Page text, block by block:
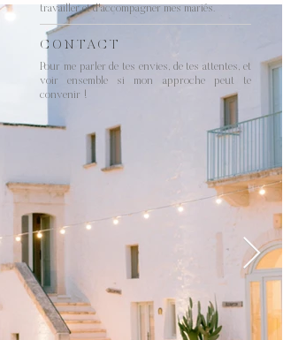
travailler et d'accompagner mes mariés.
CONTACT
Pour me parler de tes envies, de tes attentes, et
voir ensemble si mon approche peut te
convenir !